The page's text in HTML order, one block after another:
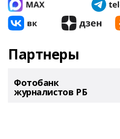
Партнеры
Фотобанк
журналистов РБ